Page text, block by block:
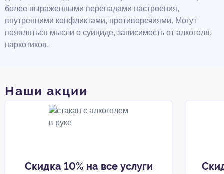
более выраженными перепадами настроения,
внутренними конфликтами, противоречиями. Могут
появляться мысли о суициде, зависимость от алкоголя,
наркотиков.
Наши акции
Скидка 10% на все услуги